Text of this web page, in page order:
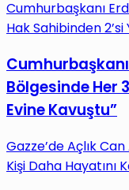
Cumhurbaşkanı
Hak Sahibinden
Bölgesinde Her
Evine Kavuştu”
Gazze’de Açlık
Kişi Daha Hayatını